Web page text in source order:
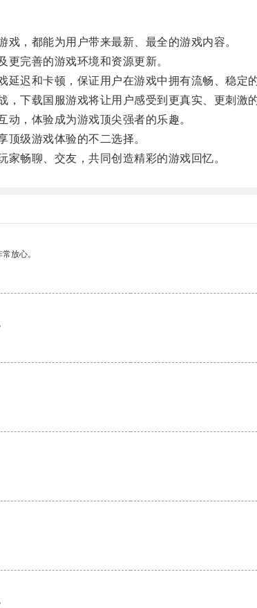
，都能为用户带来最新、最全的游戏内容。
完善的游戏环境和资源更新。
迟和卡顿，保证用户在游戏中拥有流畅、稳定的
下载国服游戏将让用户感受到更真实、更刺激的
，体验成为游戏顶尖强者的乐趣。
级游戏体验的不二选择。
畅聊、交友，共同创造精彩的游戏回忆。
放心。